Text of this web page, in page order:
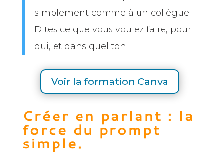
simplement comme à un collègue.
Dites ce que vous voulez faire, pour
qui, et dans quel ton
Voir la formation Canva
Créer en parlant : la
force du prompt
simple.